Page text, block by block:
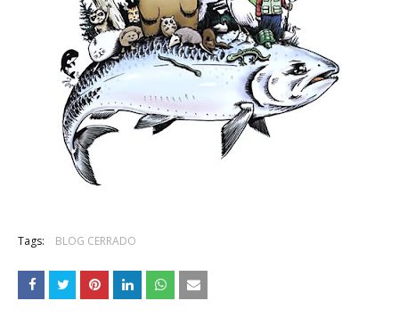
Tags: BLOG CERRADO